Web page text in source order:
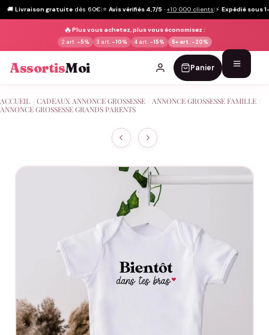
🚚 Livraison gratuite dès 60€|⭐ Avis vérifiés 4,7/5 · +10 000 clients|⚡ Expédié sous
🔥Plus vous achetez, plus vous économisez :
2 art. -5% 3 art. -10% 4 art. -15% 5+ art. -20%
AssortisMoi Panier
au
ACCUEIL CADEAUX ANNONCE GROSSESSE ANNONCE GROSSESSE FAMILLE
ANNONCE GROSSESSE GRANDS PARENTS